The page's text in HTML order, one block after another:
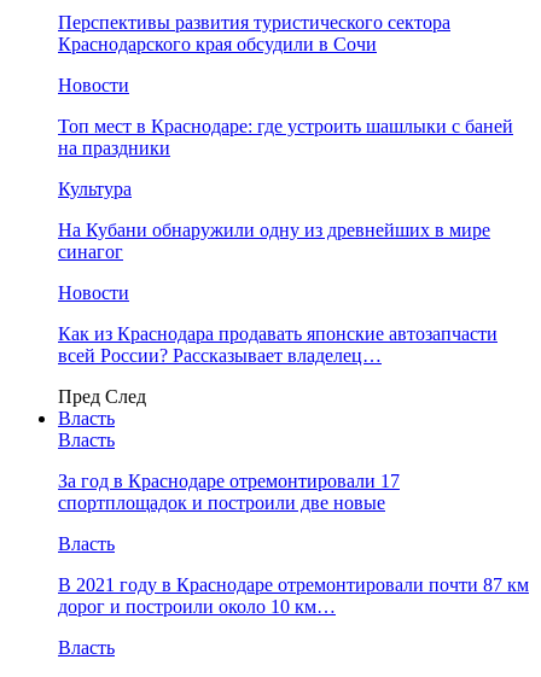
Перспективы развития туристического сектора
Краснодарского края обсудили в Сочи
Новости
Топ мест в Краснодаре: где устроить шашлыки с баней
на праздники
Культура
На Кубани обнаружили одну из древнейших в мире
синагог
Новости
Как из Краснодара продавать японские автозапчасти
всей России? Рассказывает владелец…
Пред След
Власть
Власть
За год в Краснодаре отремонтировали 17
спортплощадок и построили две новые
Власть
В 2021 году в Краснодаре отремонтировали почти 87 км
дорог и построили около 10 км…
Власть